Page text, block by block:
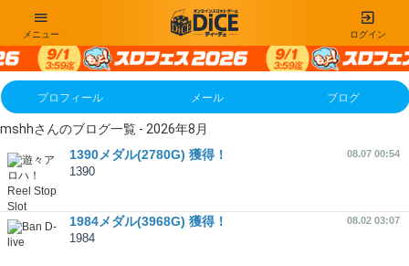
ログイン
メニュー
プロフィール メール ブログ
mshhさんのブログ一覧 - 2026年8月
1390メダル(2780G) 獲得！
08.07 00:54
1390
1984メダル(3968G) 獲得！ 08.02 03:07
1984